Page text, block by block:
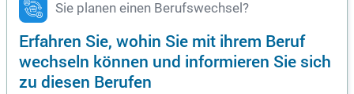
Sie planen einen Berufswechsel?
Erfahren Sie, wohin Sie mit ihrem Beruf
wechseln können und informieren Sie sich
zu diesen Berufen